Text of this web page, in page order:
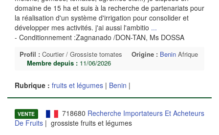
domaine de 15 ha et suis à la recherche de partenariats pour
la réalisation d'un système d'irrigation pour consolider et
développer mes activités. j'ai aussi l'ambitio ...
- Conditionnement :Zagnanado /DON-TAN, Ms DOSSA
Profil : Courtier / Grossiste tomates Origine : Benin Afrique
Membre depuis : 11/06/2026
Rubrique : fruits et légumes | Benin |
VENTE 718680 Recherche Importateurs Et Acheteurs
De Fruits | grossiste fruits et légumes